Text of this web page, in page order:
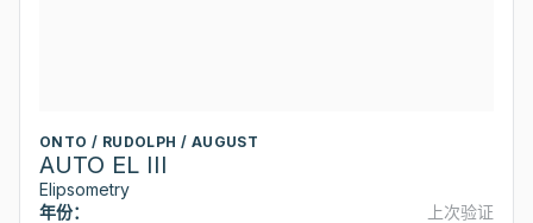
ONTO / RUDOLPH / AUGUST
AUTO EL III
Elipsometry
年份：
上次验证